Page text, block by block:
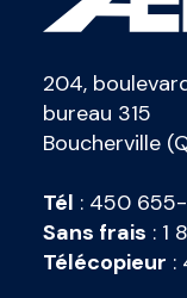
204,
bureau 315
Boucherville
Tél : 450 655-
Sans frais : 1
Télécopieur :